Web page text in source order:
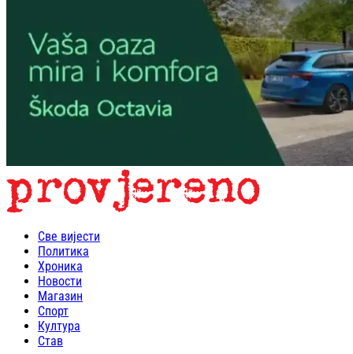
Све вијести
Политика
Хроника
Новости
Магазин
Спорт
Култура
Став